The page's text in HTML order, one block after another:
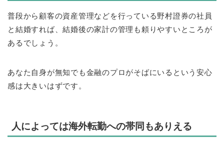
普段から顧客の資産管理などを行っている野村證券の社員
と結婚すれば、結婚後の家計の管理も頼りやすいところが
あるでしょう。
あなた自身が無知でも金融のプロがそばにいるという安心
感は大きいはずです。
人によっては海外転勤への帯同もありえる